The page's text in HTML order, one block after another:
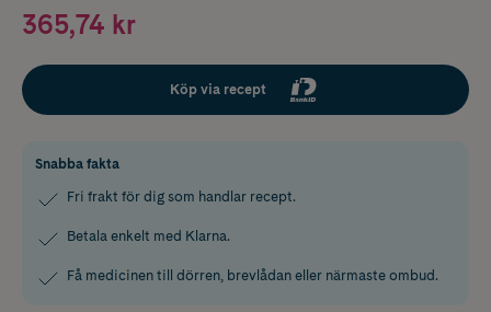
365,74 kr
Köp via recept
Snabba fakta
Fri frakt för dig som handlar recept.
Betala enkelt med Klarna.
Få medicinen till dörren, brevlådan eller närmaste ombud.